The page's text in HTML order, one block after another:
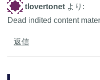
tlovertonet より:
Dead indited content
返信